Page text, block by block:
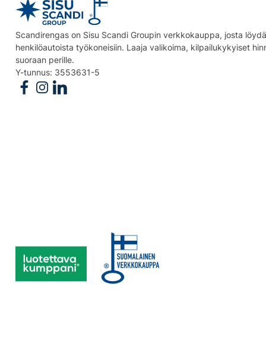
Scandirengas on Sisu Scandi Groupin verkkokauppa, josta
henkilöautoista työkoneisiin. Laaja valikoima, kilpailukykyiset
suoraan perille.
Y-tunnus: 3553631-5
Follow us on Facebook
Follow us on Instagram
Follow us on Linkedin